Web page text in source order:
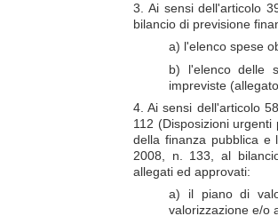
3. Ai sensi dell'articolo
bilancio di previsione
a) l'elenco spese
b) l'elenco delle
impreviste
4. Ai sensi dell'articolo
112 (Disposizioni
della finanza pubblica e
2008, n. 133, al
allegati ed approvati:
a) il piano di
valorizzazione e/o